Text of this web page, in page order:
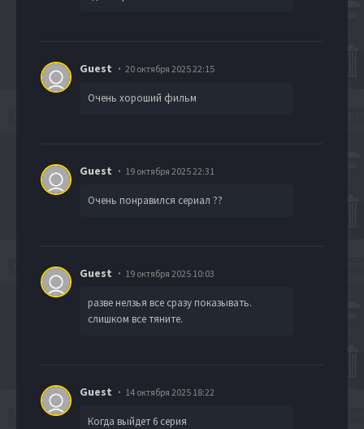
Guest 20 октября 2025 22:15
Очень хороший фильм
Guest 19 октября 2025 22:31
Очень понравился сериал ??
Guest 19 октября 2025 10:03
разве нелзья все сразу показывать.
слишком все тяните.
Guest 14 октября 2025 18:22
Когда выйдет 6 серия